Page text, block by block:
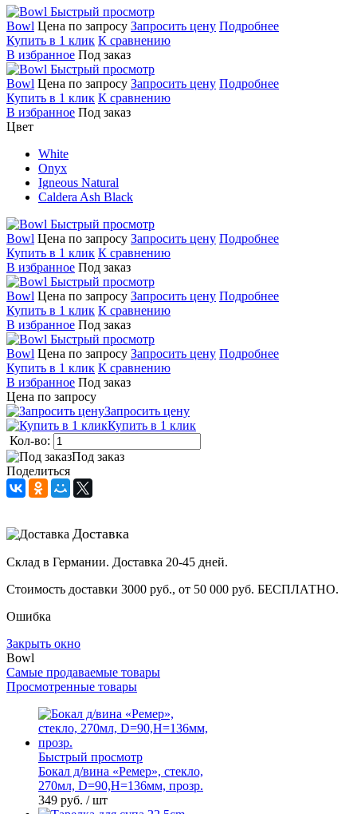
Быстрый просмотр
Bowl Цена по запросу Запросить цену Подробнее
Купить в 1 клик К сравнению
В избранное Под заказ
Быстрый просмотр
Bowl Цена по запросу Запросить цену Подробнее
Купить в 1 клик К сравнению
В избранное Под заказ
Цвет
White
Onyx
Igneous Natural
Caldera Ash Black
Быстрый просмотр
Bowl Цена по запросу Запросить цену Подробнее
Купить в 1 клик К сравнению
В избранное Под заказ
Быстрый просмотр
Bowl Цена по запросу Запросить цену Подробнее
Купить в 1 клик К сравнению
В избранное Под заказ
Быстрый просмотр
Bowl Цена по запросу Запросить цену Подробнее
Купить в 1 клик К сравнению
В избранное Под заказ
Цена по запросу
Запросить цену
Купить в 1 клик
Кол-во:
Под заказ
Поделиться
Доставка
Склад в Германии. Доставка 20-45 дней.
Стоимость доставки 3000 руб., от 50 000 руб. БЕСПЛАТНО.
Ошибка
Закрыть окно
Bowl
Самые продаваемые товары
Просмотренные товары
Быстрый просмотр
Бокал д/вина «Ремер», стекло,
270мл, D=90,H=136мм, прозр.
349 руб. / шт